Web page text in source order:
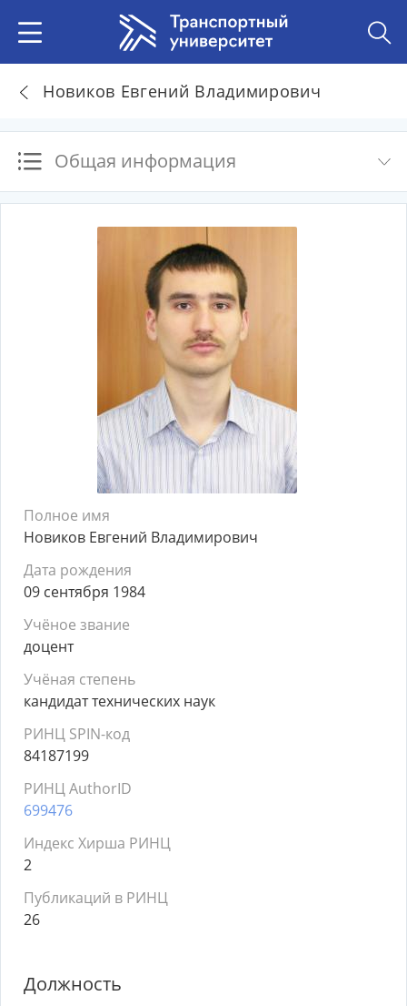
Новиков Евгений Владимирович
Общая информация
Полное имя
Новиков Евгений Владимирович
Дата рождения
09 сентября 1984
Учёное звание
доцент
Учёная степень
кандидат технических наук
РИНЦ SPIN-код
84187199
РИНЦ AuthorID
699476
Индекс Хирша РИНЦ
2
Публикаций в РИНЦ
26
Должность